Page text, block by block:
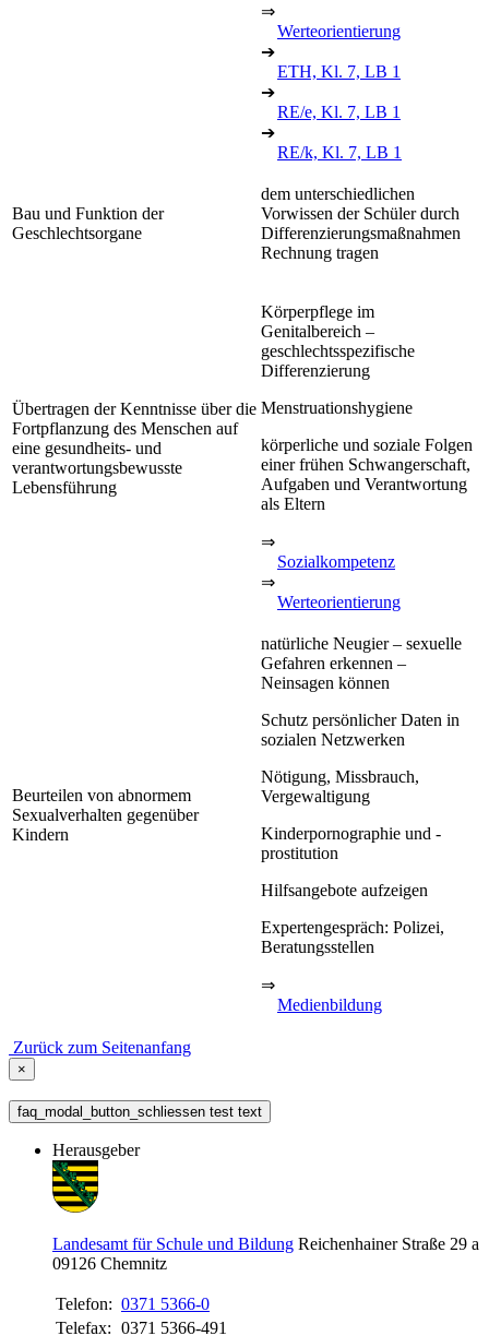
⇒
Werteorientierung
➔
ETH, Kl. 7, LB 1
➔
RE/e, Kl. 7, LB 1
➔
RE/k, Kl. 7, LB 1
Bau und Funktion der
Geschlechtsorgane
dem unterschiedlichen
Vorwissen der Schüler durch
Differenzierungsmaßnahmen
Rechnung tragen
Übertragen der Kenntnisse über die
Fortpflanzung des Menschen auf
eine gesundheits- und
verantwortungsbewusste
Lebensführung
Körperpflege im
Genitalbereich –
geschlechtsspezifische
Differenzierung
Menstruationshygiene
körperliche und soziale Folgen
einer frühen Schwangerschaft,
Aufgaben und Verantwortung
als Eltern
⇒
Sozialkompetenz
⇒
Werteorientierung
Beurteilen von abnormem
Sexualverhalten gegenüber
Kindern
natürliche Neugier – sexuelle
Gefahren erkennen –
Neinsagen können
Schutz persönlicher Daten in
sozialen Netzwerken
Nötigung, Missbrauch,
Vergewaltigung
Kinderpornographie und -
prostitution
Hilfsangebote aufzeigen
Expertengespräch: Polizei,
Beratungsstellen
⇒
Medienbildung
Zurück zum Seitenanfang
×
faq_modal_button_schliessen test text
Herausgeber
Landesamt für Schule und Bildung Reichenhainer Straße 29 a
09126 Chemnitz
Telefon: 0371 5366-0
Telefax: 0371 5366-491